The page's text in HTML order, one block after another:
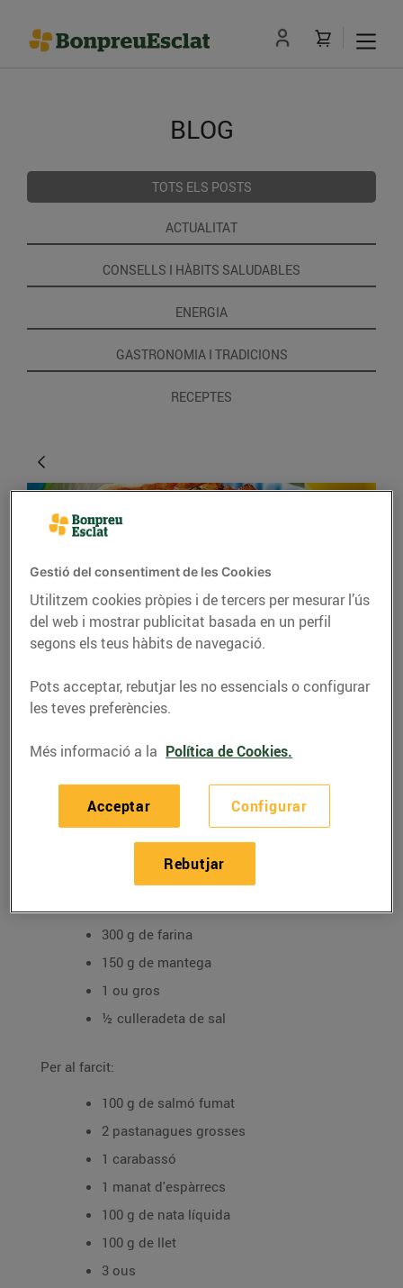
BLOG
TOTS ELS POSTS
ACTUALITAT
CONSELLS I HÀBITS SALUDABLES
ENERGIA
GASTRONOMIA I TRADICIONS
RECEPTES
Recepta de quiche de
verdures i salmó
300 g de farina
150 g de mantega
1 ou gros
½ culleradeta de sal
Per al farcit:
100 g de salmó fumat
2 pastanagues grosses
1 carabassó
1 manat d'espàrrecs
100 g de nata líquida
100 g de llet
3 ous
Gestió del consentiment de les Cookies
Utilitzem cookies pròpies i de tercers per mesurar l’ús
del web i mostrar publicitat basada en un perfil
segons els teus hàbits de navegació.
Pots acceptar, rebutjar les no essencials o configurar
les teves preferències.
Més informació a la Política de Cookies.
Configurar
Rebutjar
Acceptar